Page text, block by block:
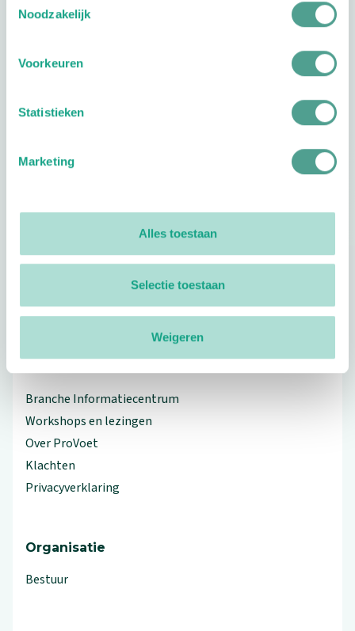
Noodzakelijk
Voorkeuren
Statistieken
Marketing
Alles toestaan
Selectie toestaan
Weigeren
Openingstijden
Footer
Volg ProVoet
linkedin(Let op uitgaande link)
facebook(Let op uitgaande link)
twitter(Let op uitgaande link)
instagram(Let op uitgaande link)
Branche Informatiecentrum
Workshops en lezingen
Over ProVoet
Klachten
Privacyverklaring
Organisatie
Bestuur